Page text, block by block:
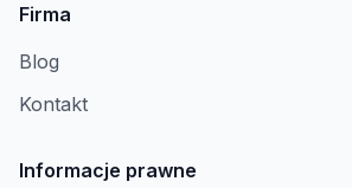
Firma
Blog
Kontakt
Informacje prawne